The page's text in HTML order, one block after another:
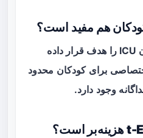
مطالعه JAMA بزرگسالان ICU را هدف قرار داده
برای کودکان محدود
وجود دارد.